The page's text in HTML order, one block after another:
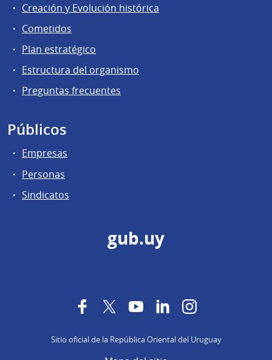
Creación y Evolución histórica
Cometidos
Plan estratégico
Estructura del organismo
Preguntas frecuentes
Públicos
Empresas
Personas
Sindicatos
gub.uy
FacebookTwitterYouTubeLinkedInInstagram
Sitio oficial de la República Oriental del Uruguay